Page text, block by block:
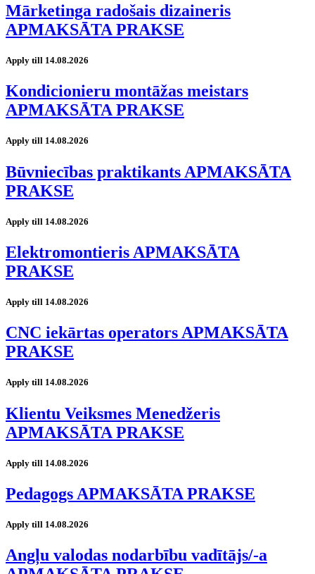
Mārketinga radošais dizaineris
APMAKSĀTA PRAKSE
Apply till 14.08.2026
Kondicionieru montāžas meistars
APMAKSĀTA PRAKSE
Apply till 14.08.2026
Būvniecības praktikants APMAKSĀTA
PRAKSE
Apply till 14.08.2026
Elektromontieris APMAKSĀTA
PRAKSE
Apply till 14.08.2026
CNC iekārtas operators APMAKSĀTA
PRAKSE
Apply till 14.08.2026
Klientu Veiksmes Menedžeris
APMAKSĀTA PRAKSE
Apply till 14.08.2026
Pedagogs APMAKSĀTA PRAKSE
Apply till 14.08.2026
Angļu valodas nodarbību vadītājs/-a